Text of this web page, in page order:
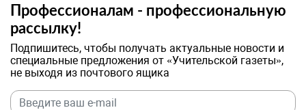
Профессионалам - профессиональную
рассылку!
Подпишитесь, чтобы получать актуальные новости и
специальные предложения от «Учительской газеты»,
не выходя из почтового ящика